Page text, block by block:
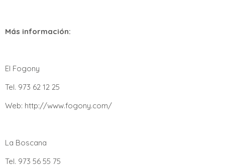
Más información:
El Fogony
Tel. 973 62 12 25
Web: http://www.fogony.com/
La Boscana
Tel. 973 56 55 75